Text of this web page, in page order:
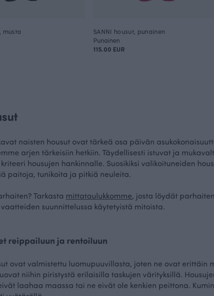
musta
SANNI housut, punainen
Punainen
115.00 EUR
naisten housut ovat tärkeä osa päivän
arjen tärkeisiin hetkiin. Täydellisesti istuvat ja
housujen hankinnalle. Suosikiksi valikoituneiden
paitoja, tunikoita ja pitkiä neuleita.
Tarkasta mittataulukkomme, josta löydät
suunnittelussa käytetyistä mitoista.
reippailuun ja rentoiluun
ovat valmistettu luomupuuvillasta, joten ne ovat erittäin
niihin piristystä erilaisilla taskujen värityksillä.
laahaa maassa tai ne eivät ole kenkien peittona.